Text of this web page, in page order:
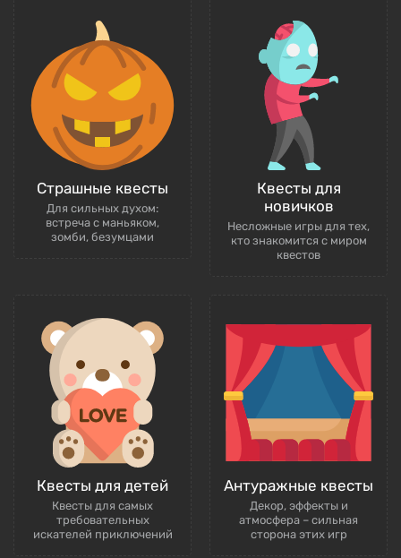
Страшные квесты
Для сильных духом:
встреча с маньяком,
зомби, безумцами
Квесты для
новичков
Несложные игры для тех,
кто знакомится с миром
квестов
Квесты для детей
Квесты для самых
требовательных
искателей приключений
Антуражные квесты
Декор, эффекты и
атмосфера – сильная
сторона этих игр